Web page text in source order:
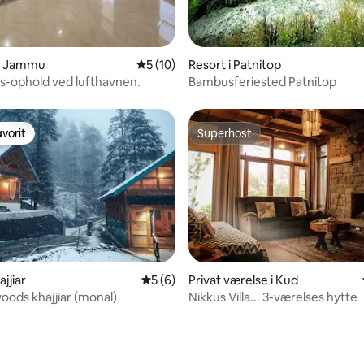
bedømmelse, 68 omtaler
Jammu 5 ud af 5 i gennemsnitlig bedømmelse,
5 (10)
ophold ved lufthavnen.
Resort i Patnitop
Bambusferiested Patnitop
bedømmelse, 7 omtaler5 ud af 5 i gennemsnitlig bedømmelse,
5 (6)
khajjiar (monal)
Superhost
Superhost
Privat værelse i Kud
Nikkus Villa... 3-værelses hytte